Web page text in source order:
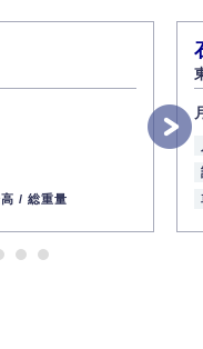
/ 総重量